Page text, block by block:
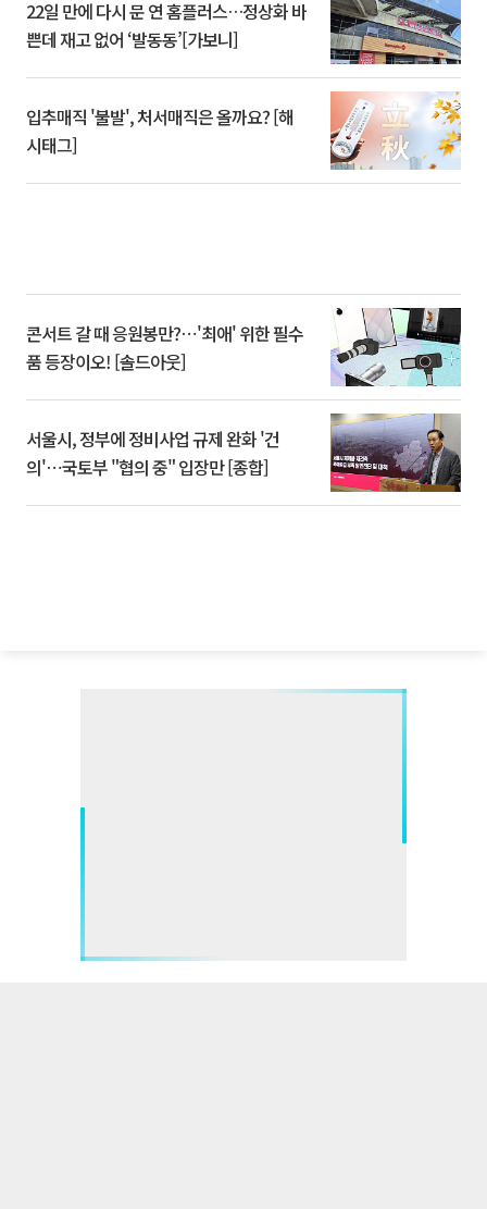
22일 만에 다시 문 연 홈플러스…정상화 바
쁜데 재고 없어 ‘발동동’[가보니]
입추매직 '불발', 처서매직은 올까요? [해
시태그]
콘서트 갈 때 응원봉만?⋯'최애' 위한 필수
품 등장이오! [솔드아웃]
서울시, 정부에 정비사업 규제 완화 '건
의'⋯국토부 "협의 중" 입장만 [종합]